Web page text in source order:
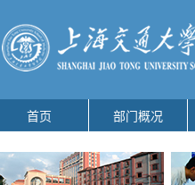
首页 部门概况